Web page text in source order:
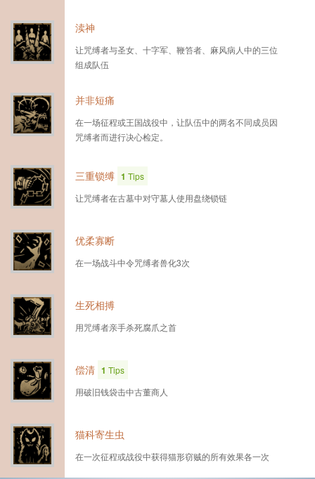
渎神
让咒缚者与圣女、十字军、鞭笞者、麻风病人中的三位
组成队伍
并非短痛
在一场征程或王国战役中，让队伍中的两名不同成员因
咒缚者而进行决心检定。
三重锁缚 1 Tips
让咒缚者在古墓中对守墓人使用盘绕锁链
优柔寡断
在一场战斗中令咒缚者兽化3次
生死相搏
用咒缚者亲手杀死腐爪之首
偿清 1 Tips
用破旧钱袋击中古董商人
猫科寄生虫
在一次征程或战役中获得猫形窃贼的所有效果各一次